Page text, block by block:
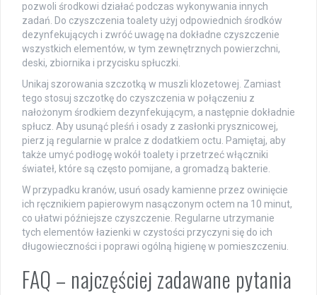
pozwoli środkowi działać podczas wykonywania innych
zadań. Do czyszczenia toalety użyj odpowiednich środków
dezynfekujących i zwróć uwagę na dokładne czyszczenie
wszystkich elementów, w tym zewnętrznych powierzchni,
deski, zbiornika i przycisku spłuczki.
Unikaj szorowania szczotką w muszli klozetowej. Zamiast
tego stosuj szczotkę do czyszczenia w połączeniu z
nałożonym środkiem dezynfekującym, a następnie dokładnie
spłucz. Aby usunąć pleśń i osady z zasłonki prysznicowej,
pierz ją regularnie w pralce z dodatkiem octu. Pamiętaj, aby
także umyć podłogę wokół toalety i przetrzeć włączniki
świateł, które są często pomijane, a gromadzą bakterie.
W przypadku kranów, usuń osady kamienne przez owinięcie
ich ręcznikiem papierowym nasączonym octem na 10 minut,
co ułatwi późniejsze czyszczenie. Regularne utrzymanie
tych elementów łazienki w czystości przyczyni się do ich
długowieczności i poprawi ogólną higienę w pomieszczeniu.
FAQ – najczęściej zadawane pytania